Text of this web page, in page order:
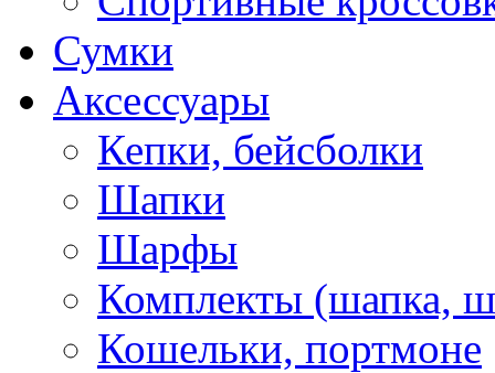
Сумки
Аксессуары
Кепки, бейсболки
Шапки
Шарфы
Комплекты (шапка,
Кошельки, портмоне